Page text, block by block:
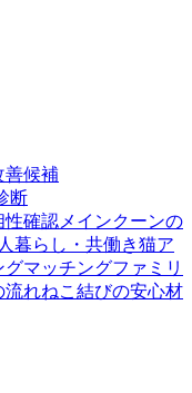
善候補
断
性確認メインクーンの
暮らし・共働き猫ア
グマッチングファミリ
流れねこ結びの安心材